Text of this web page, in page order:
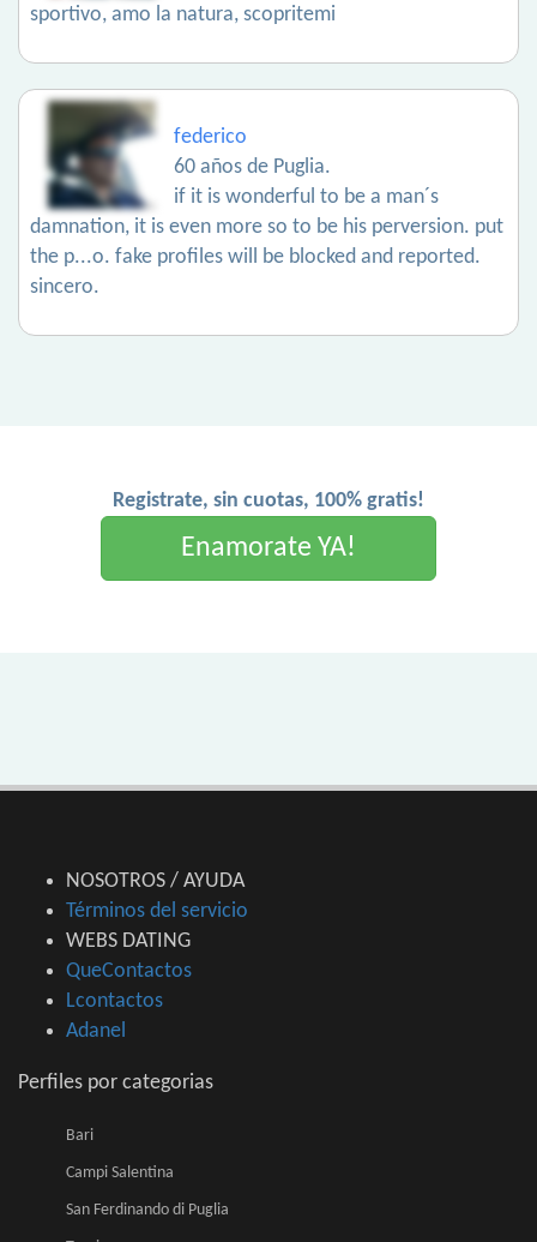
sportivo, amo la natura, scopritemi
federico
60 años de Puglia.
if it is wonderful to be a man´s
damnation, it is even more so to be his perversion. put
the p...o. fake profiles will be blocked and reported.
sincero.
Registrate, sin cuotas, 100% gratis!
Enamorate YA!
NOSOTROS / AYUDA
Términos del servicio
WEBS DATING
QueContactos
Lcontactos
Adanel
Perfiles por categorias
Bari
Campi Salentina
San Ferdinando di Puglia